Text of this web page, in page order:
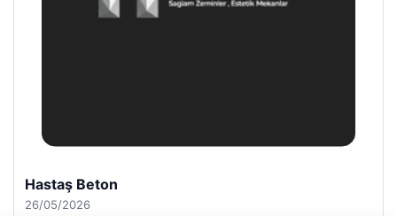
Prenses Night Club
29/04/2026